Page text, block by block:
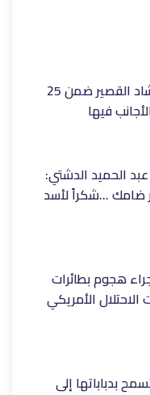
الصين تختار الدكتور رشاد القصير ضمن 25
فيها
الحميد الدشتي:
ضامك …شكراً لأسد
هجوم بطائرات
الأمريكي
بدباباتها إلى